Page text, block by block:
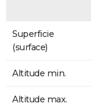
Superficie
(surface)
Altitude min.
Altitude max.